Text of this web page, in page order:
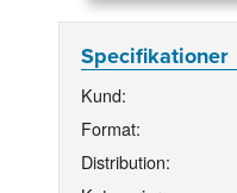
Specifikationer
Kund:
Format:
Distribution: